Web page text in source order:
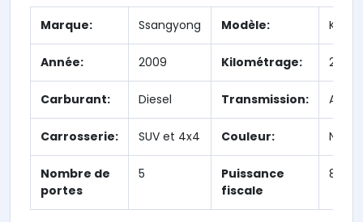
Marque: Ssangyong Modèle: Kyron
Année: 2009 Kilométrage:
Carburant: Diesel Transmission:
Carrosserie: SUV et 4x4 Couleur: Noir
Nombre de
portes
5
Puissance
fiscale
8